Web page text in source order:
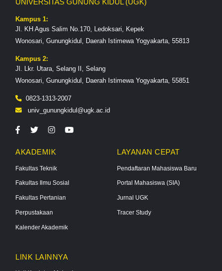
UNIVERSITAS GUNUNG KIDUL (UGK)
Kampus 1:
Jl. KH Agus Salim No.170, Ledoksari, Kepek
Wonosari, Gunungkidul, Daerah Istimewa Yogyakarta, 55813
Kampus 2:
Jl. Lkr. Utara, Selang II, Selang
Wonosari, Gunungkidul, Daerah Istimewa Yogyakarta, 55851
0823-1313-2007
univ_gunungkidul@ugk.ac.id
AKADEMIK
Fakultas Teknik
Fakultas Ilmu Sosial
Fakultas Pertanian
Perpustakaan
Kalender Akademik
LAYANAN CEPAT
Pendaftaran Mahasiswa Baru
Portal Mahasiswa (SIA)
Jurnal UGK
Tracer Study
LINK LAINNYA